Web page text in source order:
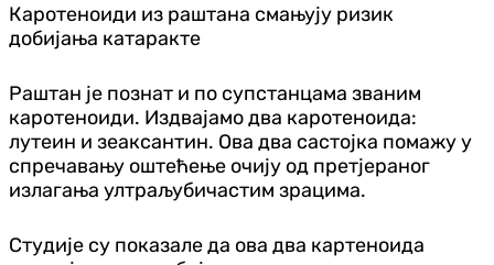
Каротеноиди из раштана смањују ризик
добијања катаракте
Раштан је познат и по супстанцама званим
каротеноиди. Издвајамо два каротеноида:
лутеин и зеаксантин. Ова два састојка помажу у
спречавању оштећење очију од претјераног
излагања ултраљубичастим зрацима.
Студије су показале да ова два картеноида